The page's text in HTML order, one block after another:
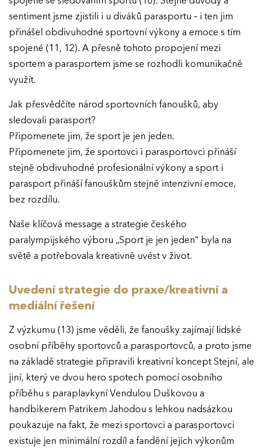
EFFIE 2026
AKTUALITY
VÝSLEDKY
Ročník 2025
Ročník 2023
Ročník 2022
Ročník 2020
Ročník 2018
Ročník 2017
GALERIE
KONTAKTY
sentiment jsme zjistili i u diváků parasportu – i ten jim
přinášel obdivuhodné sportovní výkony a emoce s tím
spojené (11, 12). A přesně tohoto propojení mezi
sportem a parasportem jsme se rozhodli komunikačně
využít.
Jak přesvědčíte národ sportovních fanoušků, aby
sledovali parasport?
Připomenete jim, že sport je jen jeden.
Připomenete jim, že sportovci i parasportovci přináší
stejně obdivuhodné profesionální výkony a sport i
parasport přináší fanouškům stejně intenzivní emoce,
bez rozdílu.
Naše klíčová message a strategie českého
paralympijského výboru „Sport je jen jeden“ byla na
světě a potřebovala kreativně uvést v život.
Uvedení strategie do praxe/kreativní a
mediální řešení
Z výzkumu (13) jsme věděli, že fanoušky zajímají lidské
osobní příběhy sportovců a parasportovců, a proto jsme
na základě strategie připravili kreativní koncept Stejní, ale
jiní, který ve dvou hero spotech pomocí osobního
příběhu s paraplavkyní Vendulou Duškovou a
handbikerem Patrikem Jahodou s lehkou nadsázkou
poukazuje na fakt, že mezi sportovci a parasportovci
existuje jen minimální rozdíl a fandění jejich výkonům